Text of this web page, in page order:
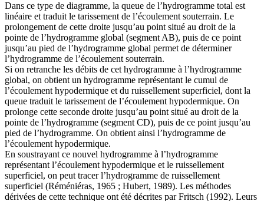
Dans ce type de diagramme, la queue de l’hydrogramme total est
linéaire et traduit le tarissement de l’écoulement souterrain. Le
prolongement de cette droite jusqu’au point situé au droit de la
pointe de l’hydrogramme global (segment AB), puis de ce point
jusqu’au pied de l’hydrogramme global permet de déterminer
l’hydrogramme de l’écoulement souterrain.
Si on retranche les débits de cet hydrogramme à l’hydrogramme
global, on obtient un hydrogramme représentant le cumul de
l’écoulement hypodermique et du ruissellement superficiel, dont la
queue traduit le tarissement de l’écoulement hypodermique. On
prolonge cette seconde droite jusqu’au point situé au droit de la
pointe de l’hydrogramme (segment CD), puis de ce point jusqu’au
pied de l’hydrogramme. On obtient ainsi l’hydrogramme de
l’écoulement hypodermique.
En soustrayant ce nouvel hydrogramme à l’hydrogramme
représentant l’écoulement hypodermique et le ruissellement
superficiel, on peut tracer l’hydrogramme de ruissellement
superficiel (Réméniéras, 1965 ; Hubert, 1989). Les méthodes
dérivées de cette technique ont été décrites par Fritsch (1992). Leurs